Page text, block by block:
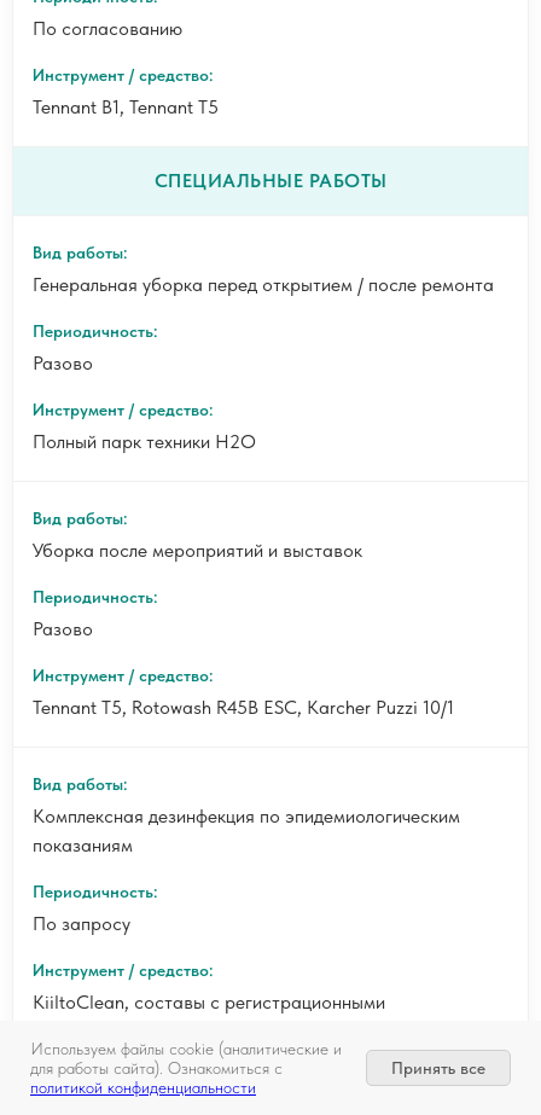
По согласованию
Tennant B1, Tennant T5
СПЕЦИАЛЬНЫЕ РАБОТЫ
Генеральная уборка перед открытием / после ремонта
Разово
Полный парк техники H2O
Уборка после мероприятий и выставок
Разово
Tennant T5, Rotowash R45B ESC, Karcher Puzzi 10/1
Комплексная дезинфекция по эпидемиологическим
показаниям
По запросу
KiiltoClean, составы с регистрационными
Используем файлы cookie (аналитические и
для работы сайта). Ознакомиться с
политикой конфиденциальности
Принять все